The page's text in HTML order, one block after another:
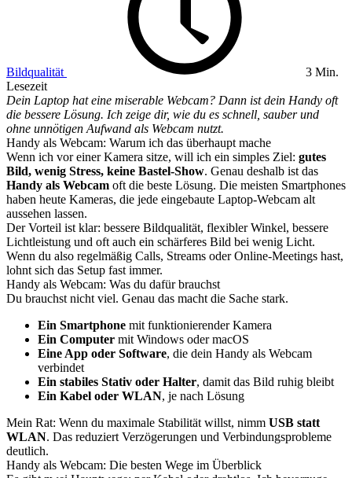
Bildqualität
3 Min.
Lesezeit
Dein Laptop hat eine miserable Webcam? Dann ist dein Handy oft
die bessere Lösung. Ich zeige dir, wie du es schnell, sauber und
ohne unnötigen Aufwand als Webcam nutzt.
Handy als Webcam: Warum ich das überhaupt mache
Wenn ich vor einer Kamera sitze, will ich ein simples Ziel: gutes
Bild, wenig Stress, keine Bastel-Show. Genau deshalb ist das
Handy als Webcam oft die beste Lösung. Die meisten Smartphones
haben heute Kameras, die jede eingebaute Laptop-Webcam alt
aussehen lassen.
Der Vorteil ist klar: bessere Bildqualität, flexibler Winkel, bessere
Lichtleistung und oft auch ein schärferes Bild bei wenig Licht.
Wenn du also regelmäßig Calls, Streams oder Online-Meetings hast,
lohnt sich das Setup fast immer.
Handy als Webcam: Was du dafür brauchst
Du brauchst nicht viel. Genau das macht die Sache stark.
Ein Smartphone mit funktionierender Kamera
Ein Computer mit Windows oder macOS
Eine App oder Software, die dein Handy als Webcam
verbindet
Ein stabiles Stativ oder Halter, damit das Bild ruhig bleibt
Ein Kabel oder WLAN, je nach Lösung
Mein Rat: Wenn du maximale Stabilität willst, nimm USB statt
WLAN. Das reduziert Verzögerungen und Verbindungsprobleme
deutlich.
Handy als Webcam: Die besten Wege im Überblick